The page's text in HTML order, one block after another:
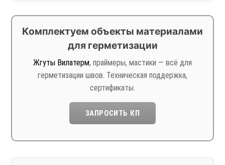
Комплектуем объекты материалами
для герметизации
Жгуты Вилатерм, праймеры, мастики — всё для
герметизации швов. Техническая поддержка,
сертификаты.
ЗАПРОСИТЬ КП